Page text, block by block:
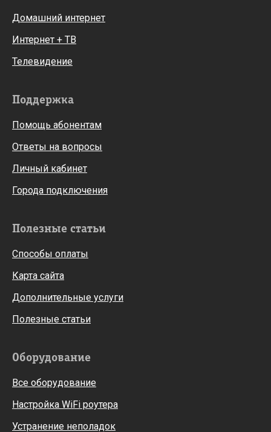
Домашний интернет
Интернет + ТВ
Телевидение
Поддержка
Помощь абонентам
Ответы на вопросы
Личный кабинет
Города подключения
Полезные статьи
Способы оплаты
Карта сайта
Дополнительные услуги
Полезные статьи
Оборудование
Все оборудование
Настройка WiFi роутера
Устранение неполадок